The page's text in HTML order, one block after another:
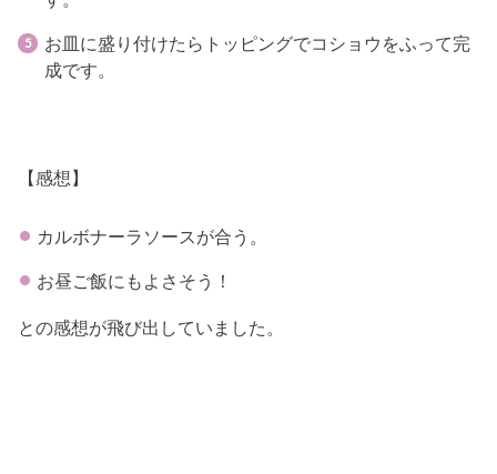
お皿に盛り付けたらトッピングでコショウをふって完
成です。
【感想】
カルボナーラソースが合う。
お昼ご飯にもよさそう！
との感想が飛び出していました。